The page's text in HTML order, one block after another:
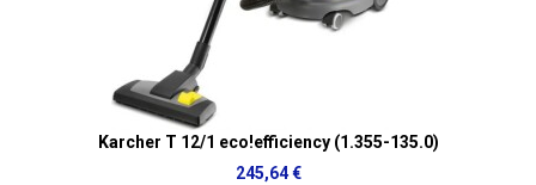
Karcher T 12/1 eco!efficiency (1.355-135.0)
245,64 €